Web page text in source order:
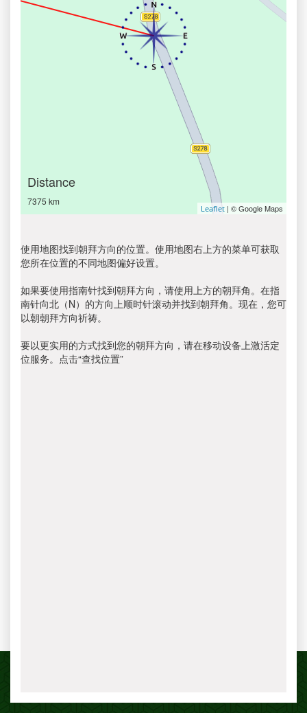
Distance
7375 km
Leaflet | © Google Maps
使用地图找到朝拜方向的位置。使用地图右上方的菜单可获取
您所在位置的不同地图偏好设置。
如果要使用指南针找到朝拜方向，请使用上方的朝拜角。在指
南针向北（N）的方向上顺时针滚动并找到朝拜角。现在，您可
以朝朝拜方向祈祷。
要以更实用的方式找到您的朝拜方向，请在移动设备上激活定
位服务。点击“查找位置”